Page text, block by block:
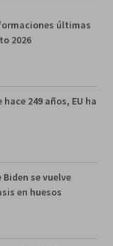
últimas
2026
249 años, EU ha
se vuelve
en huesos